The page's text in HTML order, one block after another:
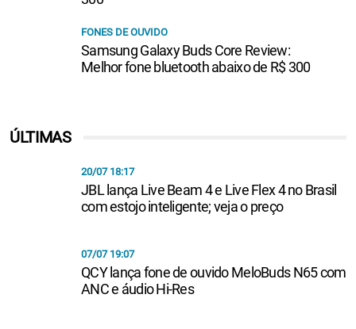
FONES DE OUVIDO
Samsung Galaxy Buds Core Review:
Melhor fone bluetooth abaixo de R$ 300
ÚLTIMAS
20/07 18:17
JBL lança Live Beam 4 e Live Flex 4 no Brasil
com estojo inteligente; veja o preço
07/07 19:07
QCY lança fone de ouvido MeloBuds N65 com
ANC e áudio Hi-Res